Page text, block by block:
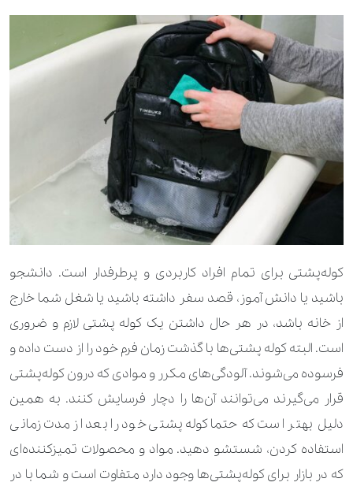
کوله‌پشتی برای تمام افراد کاربردی و پرطرفدار است. دانشجو
باشید یا دانش آموز، قصد سفر داشته باشید یا شغل شما خارج
از خانه باشد، در هر حال داشتن یک کوله پشتی لازم و ضروری
است. البته کوله پشتی‌ها با گذشت زمان فرم خود را از دست داده و
فرسوده می‌شوند. آلودگی‌های مکرر و موادی که درون کوله‌پشتی
قرار می‌گیرند می‌توانند آن‌ها را دچار فرسایش کنند. به همین
دلیل بهتر است که حتما کوله‌پشتی خود را بعد از مدت زمانی
استفاده کردن، شستشو دهید. مواد و محصولات تمیزکننده‌ای
که در بازار برای کوله‌پشتی‌ها وجود دارد متفاوت است و شما با در